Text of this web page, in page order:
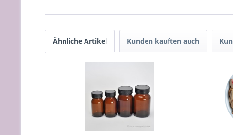
Ähnliche Artikel Kunden kauften auch